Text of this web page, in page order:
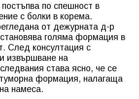
по спешност в
с болки в корема.
от дежурната д-р
голяма формация в
След консултация с
извършване на
става ясно, че се
формация, налагаща
намеса.